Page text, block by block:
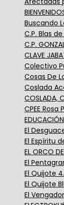
Buscando
C.P. Blas
C.P.
CLAVE
Colectivo
Cosas De
Coslada
COSLADA,
CPEE Rosa
EDUCACIÓN
El
El Espíritu
EL ORCO
El
El Quijote
El Quijote
El